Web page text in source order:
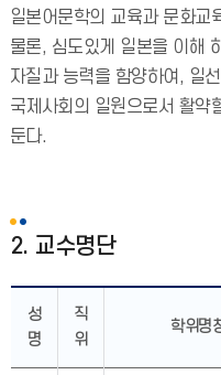
일본어문학의 교육과 문화교
물론, 심도있게 일본을 이해
자질과 능력을 함양하여, 일
국제사회의 일원으로서 활약
둔다.
2. 교수명단
성
명
직
위
학위명